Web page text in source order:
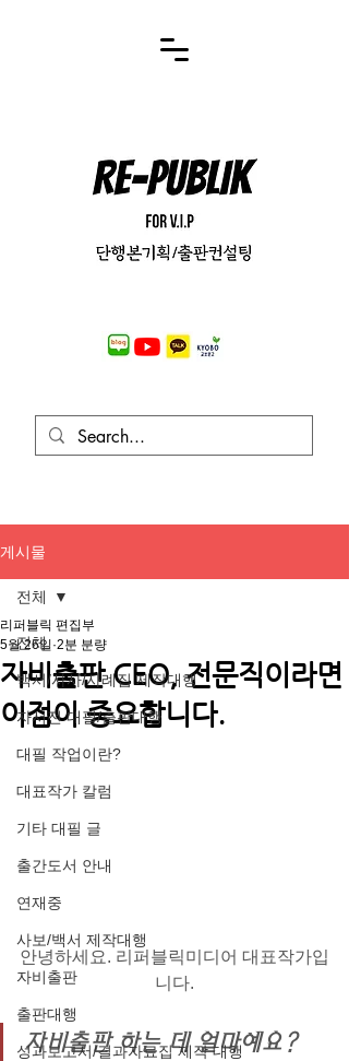
게시물
전체
백서/사사/사례집 제작대행
자서전 대필/출판대행
대필 작업이란?
대표작가 칼럼
기타 대필 글
출간도서 안내
연재중
사보/백서 제작대행
자비출판
출판대행
성과보고서/결과자료집 제작 대행
전체
자비출판 CEO, 전문직이라면
이점이 중요합니다.
리퍼블릭 편집부
5월 26일 2분 분량
안녕하세요. 리퍼블릭미디어 대표작가입
니다.
자비출판 하는 데 얼마예요?